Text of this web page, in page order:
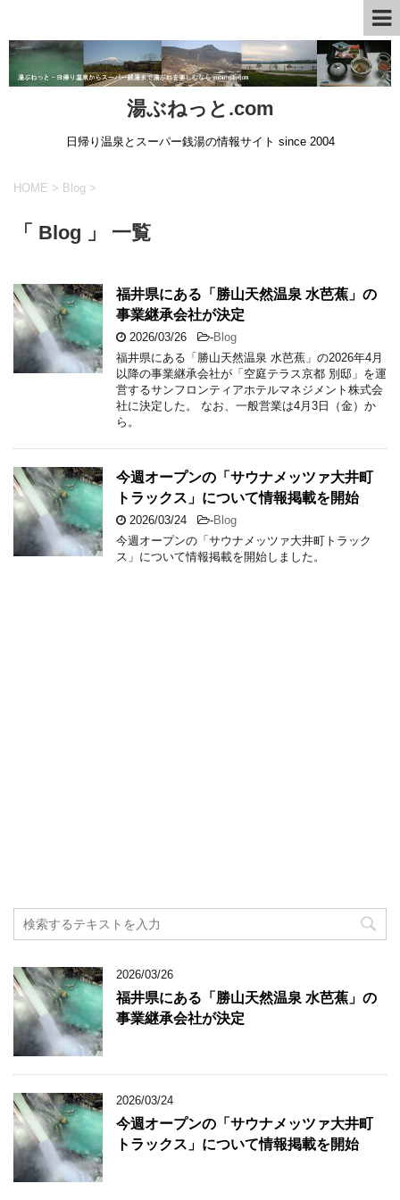
湯ぶねっと.com
日帰り温泉とスーパー銭湯の情報サイト since 2004
HOME > Blog >
「 Blog 」 一覧
福井県にある「勝山天然温泉 水芭蕉」の
事業継承会社が決定
2026/03/26 -Blog
福井県にある「勝山天然温泉 水芭蕉」の2026年4月
以降の事業継承会社が「空庭テラス京都 別邸」を運
営するサンフロンティアホテルマネジメント株式会
社に決定した。 なお、一般営業は4月3日（金）か
ら。
今週オープンの「サウナメッツァ大井町
トラックス」について情報掲載を開始
2026/03/24 -Blog
今週オープンの「サウナメッツァ大井町トラック
ス」について情報掲載を開始しました。
2026/03/26
福井県にある「勝山天然温泉 水芭蕉」の
事業継承会社が決定
2026/03/24
今週オープンの「サウナメッツァ大井町
トラックス」について情報掲載を開始